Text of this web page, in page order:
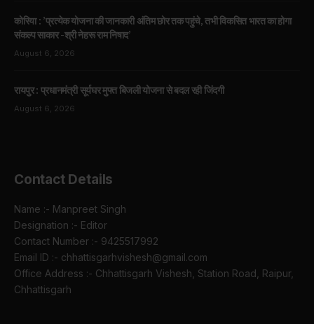
कोरिया : ’प्रत्येक योजना की जानकारी अंतिम छोर तक पहुंचे, तभी विकसित भारत का होगा
संकल्प साकार -श्री नेहरू राम निषाद’
August 6, 2026
रायपुर : प्रधानमंत्री सूर्यघर मुफ्त बिजली योजना से बदल रही जिंदगी
August 6, 2026
Contact Details
Name :- Manpreet Singh
Designation :- Editor
Contact Number :- 9425517992
Email ID :- chhattisgarhvishesh@gmail.com
Office Address :- Chhattisgarh Vishesh, Station Road, Raipur,
Chhattisgarh